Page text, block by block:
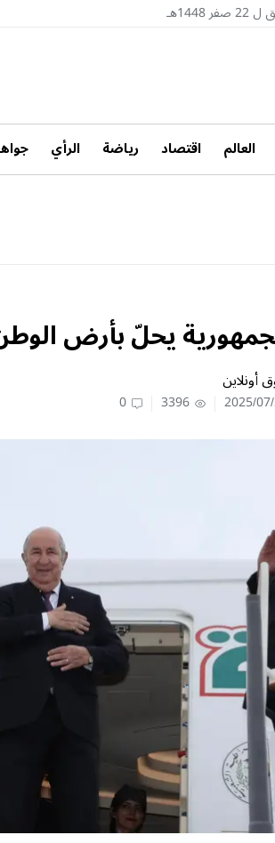
العالم اقتصاد رياضة الرأي
يحلّ بأرض
أونلاين
2025/
3396
0